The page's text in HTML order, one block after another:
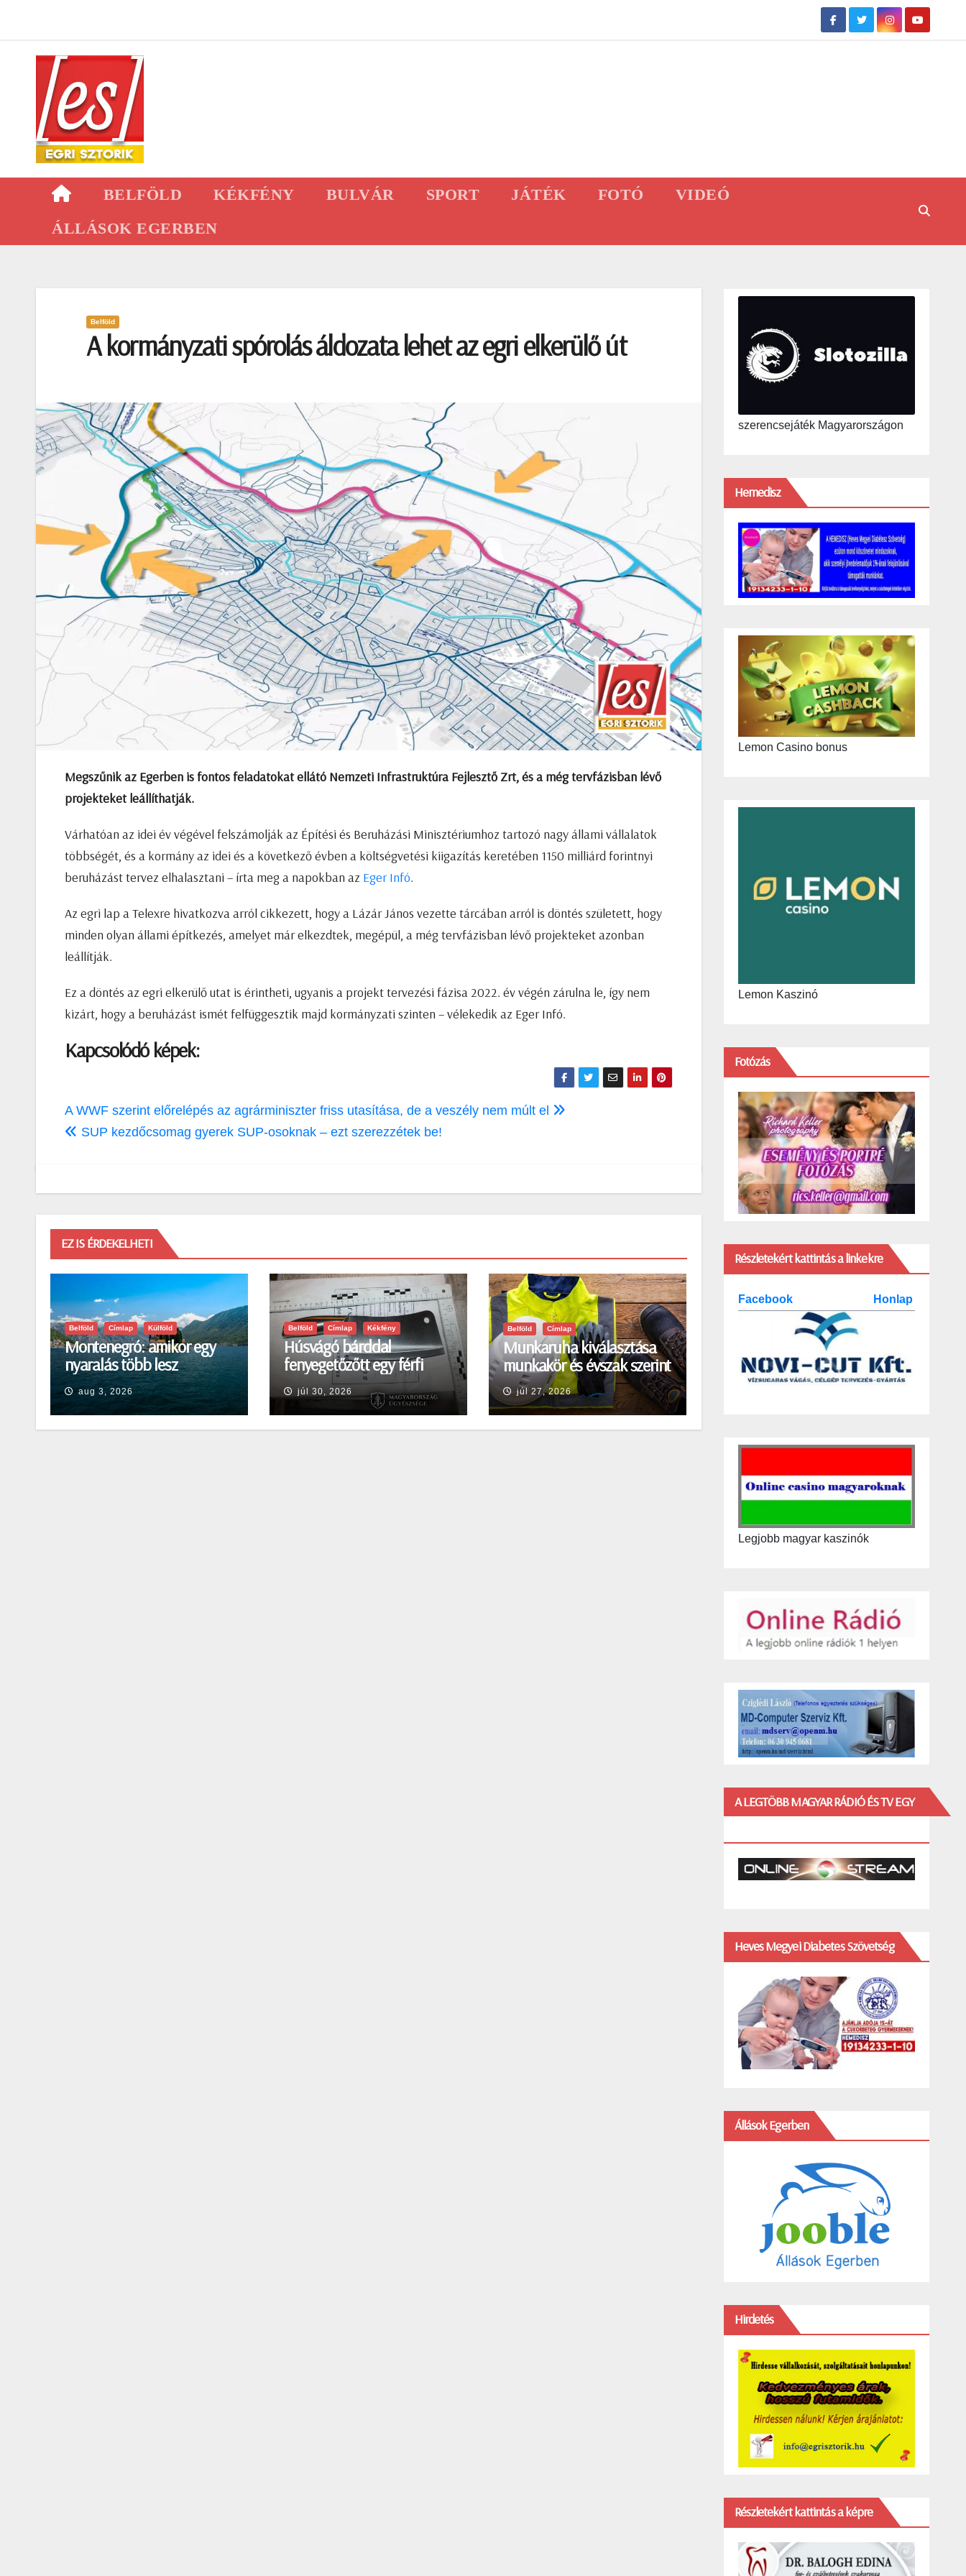
content
BELFÖLD KÉKFÉNY BULVÁR SPORT JÁTÉK FOTÓ
VIDEÓ
ÁLLÁSOK EGERBEN
Belföld
A kormányzati spórolás áldozata lehet az egri elkerülő út
Megszűnik az Egerben is fontos feladatokat ellátó Nemzeti Infrastruktúra Fejlesztő Zrt, és a még tervfázisban lévő
projekteket leállíthatják.
Várhatóan az idei év végével felszámolják az Építési és Beruházási Minisztériumhoz tartozó nagy állami vállalatok
többségét, és a kormány az idei és a következő évben a költségvetési kiigazítás keretében 1150 milliárd forintnyi
beruházást tervez elhalasztani – írta meg a napokban az Eger Infó.
Az egri lap a Telexre hivatkozva arról cikkezett, hogy a Lázár János vezette tárcában arról is döntés született, hogy
minden olyan állami építkezés, amelyet már elkezdtek, megépül, a még tervfázisban lévő projekteket azonban
leállítják.
Ez a döntés az egri elkerülő utat is érintheti, ugyanis a projekt tervezési fázisa 2022. év végén zárulna le, így nem
kizárt, hogy a beruházást ismét felfüggesztik majd kormányzati szinten – vélekedik az Eger Infó.
Kapcsolódó képek:
Bejegyzés
navigáció
A WWF szerint előrelépés az agrárminiszter friss utasítása, de a veszély nem múlt el
SUP kezdőcsomag gyerek SUP-osoknak – ezt szerezzétek be!
EZ IS ÉRDEKELHETI
Belföld Címlap Külföld
Montenegró: amikor egy
nyaralás több lesz
egyszerű pihenésnél
aug 3, 2026
Belföld Címlap Kékfény
Húsvágó bárddal
fenyegetőzőtt egy férfi
Egerben
júl 30, 2026
Belföld Címlap
Munkaruha kiválasztása
munkakör és évszak szerint
júl 27, 2026
szerencsejáték Magyarországon
Hemedisz
Lemon Casino bonus
Lemon Kaszinó
Fotózás
Részletekért kattintás a linkekre
Facebook Honlap
Legjobb magyar kaszinók
A LEGTÖBB MAGYAR RÁDIÓ ÉS TV EGY
Heves Megyei Diabetes Szövetség
Állások Egerben
Hirdetés
Részletekért kattintás a képre